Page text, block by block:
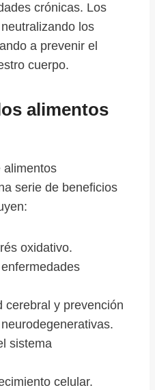
crónicas. Los
los
a prevenir el
cuerpo.
alimentos
alimentos
serie de beneficios
oxidativo.
cerebral y prevención
sistema
celular.